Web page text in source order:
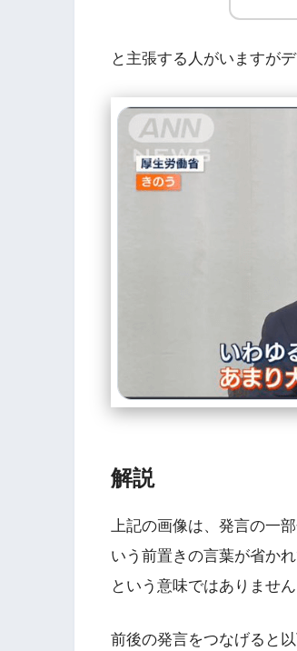
と主張する人がいますがデ
解説
上記の画像は、発言の一
いう前置きの言葉が省か
という意味ではありません
前後の発言をつなげると